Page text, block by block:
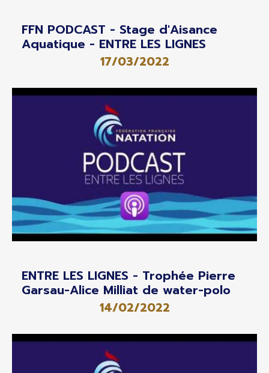
FFN PODCAST - Stage d'Aisance
Aquatique - ENTRE LES LIGNES
17/03/2022
ENTRE LES LIGNES - Trophée Pierre
Garsau-Alice Milliat de water-polo
14/02/2022